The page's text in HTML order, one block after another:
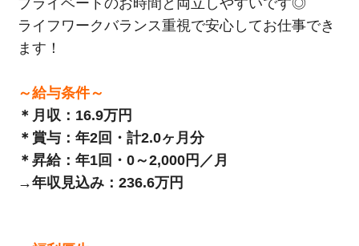
プライベートのお時間と両立しやすいです◎
ライフワークバランス重視で安心してお仕事でき
ます！
～給与条件～
＊月収：16.9万円
＊賞与：年2回・計2.0ヶ月分
＊昇給：年1回・0～2,000円／月
→年収見込み：236.6万円